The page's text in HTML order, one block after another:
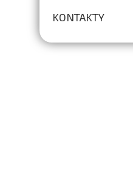
KONTAKTY